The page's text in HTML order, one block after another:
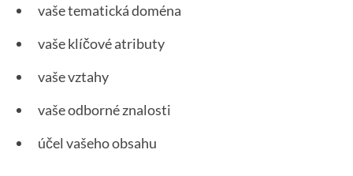
vaše tematická doména
vaše klíčové atributy
vaše vztahy
vaše odborné znalosti
účel vašeho obsahu